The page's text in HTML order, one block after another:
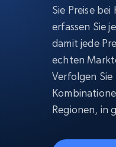
Sie Preise
erfassen Sie
damit jede
echten
Verfolgen
Regionen, in